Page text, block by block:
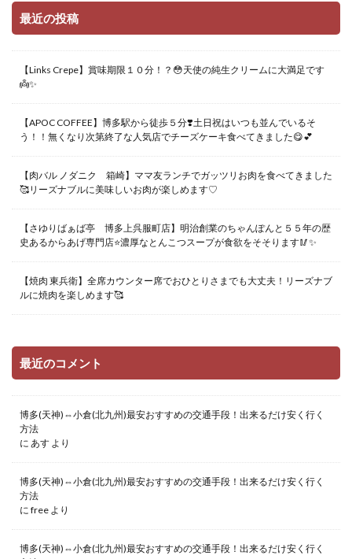
最近の投稿
【Links Crepe】賞味期限１０分！？😳天使の純生クリームに大満足です
👼✨
【APOC COFFEE】博多駅から徒歩５分❣️土日祝はいつも並んでいるそ
う！！無くなり次第終了な人気店でチーズケーキ食べてきました😋💕
【肉バル ノダニク 箱崎】ママ友ランチでガッツリお肉を食べてきました
🥰リーズナブルに美味しいお肉が楽しめます♡
【さゆりばぁば亭 博多上呉服町店】明治創業のちゃんぽんと５５年の歴
史あるからあげ専門店⭐️濃厚なとんこつスープが食欲をそそります🥢✨
【焼肉 東兵衛】全席カウンター席でおひとりさまでも大丈夫！リーズナブ
ルに焼肉を楽しめます🥰
最近のコメント
博多(天神)⇔小倉(北九州)最安おすすめの交通手段！出来るだけ安く行く
方法
に あす より
博多(天神)⇔小倉(北九州)最安おすすめの交通手段！出来るだけ安く行く
方法
に free より
博多(天神)⇔小倉(北九州)最安おすすめの交通手段！出来るだけ安く行く